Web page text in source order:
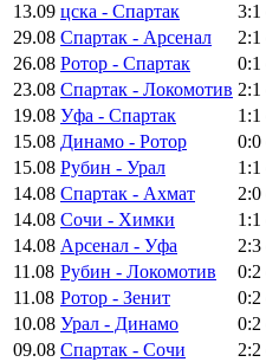
13.09 цска - Спартак 3:1
29.08 Спартак - Арсенал 2:1
26.08 Ротор - Спартак 0:1
23.08 Спартак - Локомотив 2:1
19.08 Уфа - Спартак 1:1
15.08 Динамо - Ротор 0:0
15.08 Рубин - Урал 1:1
14.08 Спартак - Ахмат 2:0
14.08 Сочи - Химки 1:1
14.08 Арсенал - Уфа 2:3
11.08 Рубин - Локомотив 0:2
11.08 Ротор - Зенит 0:2
10.08 Урал - Динамо 0:2
09.08 Спартак - Сочи 2:2